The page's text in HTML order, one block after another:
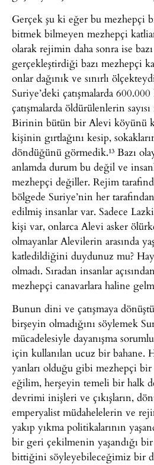
Gerçek şu ki eğer bu mezhepçi
bitmek bilmeyen mezhepçi
olarak rejimin daha sonra ise
gerçekleştirdiği bazı mezhepçi
onlar dağınık ve sınırlı
Suriye’deki çatışmalarda
çatışmalarda öldürülenlerin
Birinin bütün bir Alevi köyünü
kişinin gırtlağını kesip,
döndüğünü görmedik.¹³ Bazı
anlamda durum bu değil ve
mezhepçi değiller. Rejim
bölgede Suriye’nin her
edilmiş insanlar var. Sadece
kişi var, onlarca Alevi asker
olmayanlar Alevilerin arasında
katledildiğini duydunuz mu?
olmadı. Sıradan insanlar
mezhepçi canavarlara haline
Bunun dini ve çatışmaya
birşeyin olmadığını söylemek
mücadelesiyle dayanışma
için kullanılan ucuz bir bahane.
yanları olduğu gibi mezhepçi bir
eğilim, herşeyin temeli bir halk
devrimi inişleri ve çıkışların,
emperyalist müdahelelerin ve
yakıp yıkma politikalarının
bir geri çekilmenin yaşandığı
bittiğini söyleyebileceğimiz bir